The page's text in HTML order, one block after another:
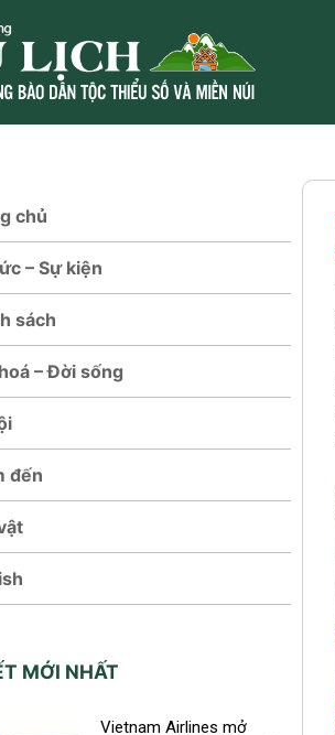
chủ
– Sự kiện
sách
– Đời sống
đến
MỚI NHẤT
Vietnam Airlines mở